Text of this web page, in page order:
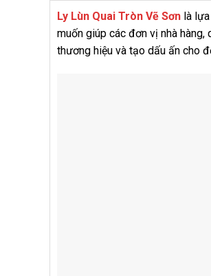
Ly Lùn Quai Tròn Vẽ Sơn là
muốn giúp các đơn vị nhà hàng,
thương hiệu và tạo dấu ấn cho